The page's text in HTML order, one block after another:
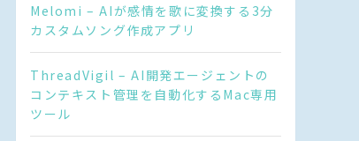
Melomi – AIが感情を歌に変換する3分
カスタムソング作成アプリ
ThreadVigil – AI開発エージェントの
コンテキスト管理を自動化するMac専用
ツール